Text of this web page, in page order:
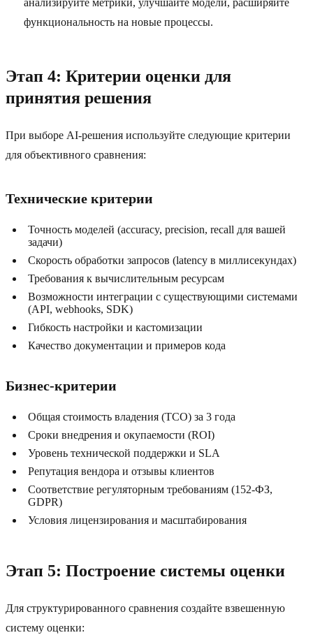
анализируйте метрики, улучшайте модели, расширяйте
функциональность на новые процессы.
Этап 4: Критерии оценки для
принятия решения
При выборе AI-решения используйте следующие критерии
для объективного сравнения:
Технические критерии
Точность моделей (accuracy, precision, recall для вашей
задачи)
Скорость обработки запросов (latency в миллисекундах)
Требования к вычислительным ресурсам
Возможности интеграции с существующими системами
(API, webhooks, SDK)
Гибкость настройки и кастомизации
Качество документации и примеров кода
Бизнес-критерии
Общая стоимость владения (TCO) за 3 года
Сроки внедрения и окупаемости (ROI)
Уровень технической поддержки и SLA
Репутация вендора и отзывы клиентов
Соответствие регуляторным требованиям (152-ФЗ,
GDPR)
Условия лицензирования и масштабирования
Этап 5: Построение системы оценки
Для структурированного сравнения создайте взвешенную
систему оценки: